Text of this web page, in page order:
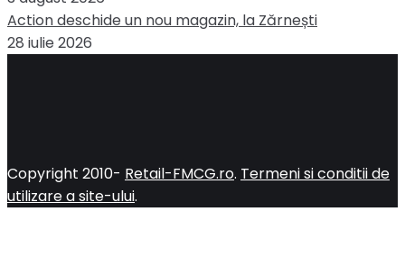
Action deschide un nou magazin, la Zărnești
28 iulie 2026
Copyright 2010- Retail-FMCG.ro. Termeni si conditii de
utilizare a site-ului.